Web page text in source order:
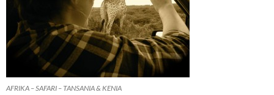
AFRIKA – SAFARI – TANSANIA & KENIA